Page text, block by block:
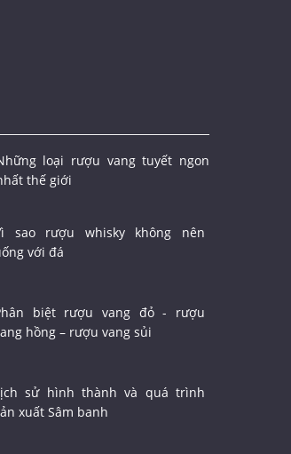
loại rượu vang tuyết ngon
thế giới
sao rượu whisky không nên
với đá
biệt rượu vang đỏ - rượu
hồng – rượu vang sủi
sử hình thành và quá trình
xuất Sâm banh